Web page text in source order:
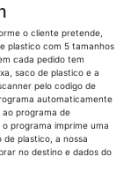
o cliente pretende,
plastico com 5 tamanhos
cada pedido tem
saco de plastico e a
pelo codigo de
automaticamente
programa de
programa imprime uma
plastico, a nossa
no destino e dados do